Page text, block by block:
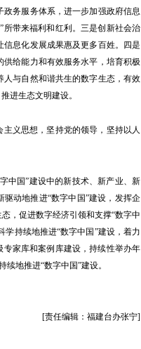
务服务体系，进一步加强政府信息
带来福利和红利。三是创新社会治
息化发展成果惠及更多百姓。四是
给能力和有效服务水平，培育积极
与自然和谐共生的数字生态，有效
进生态文明建设。
义思想，坚持党的领导，坚持以人
中国”建设中的新技术、新产业、新
动地推进“数字中国”建设，发挥企
，促进数字经济引领和支撑“数字中
学持续地推进“数字中国”建设，着力
家库和案例库建设，持续性举办年
地推进“数字中国”建设。
[责任编辑：福建台办张宁]